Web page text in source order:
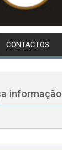
CONTACTOS
informação